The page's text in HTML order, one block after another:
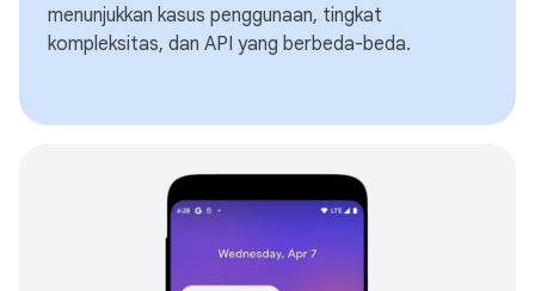
menunjukkan kasus penggunaan, tingkat
kompleksitas, dan API yang berbeda-beda.